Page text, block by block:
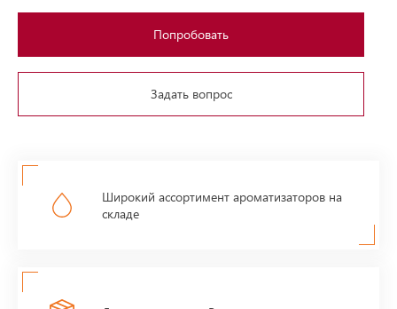
Попробовать
Задать вопрос
Широкий ассортимент ароматизаторов на
складе